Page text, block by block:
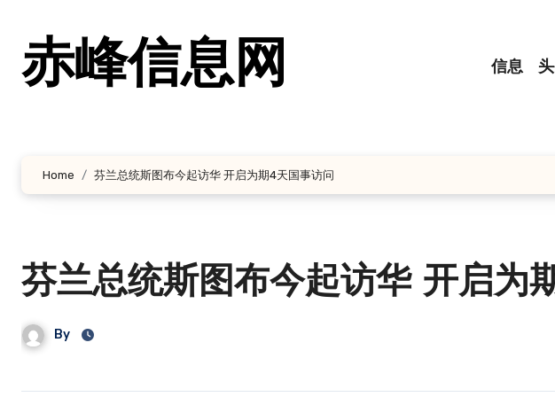
赤峰信息网 信息
Home 芬兰总统斯图布今起访华 开启为期4天国事访问
芬兰总统斯图布今起访华 开启为
By